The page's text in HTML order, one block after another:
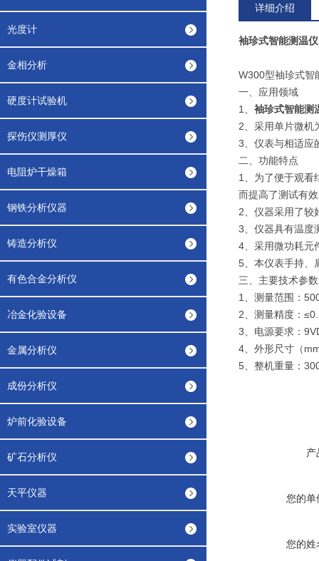
光度计
金相分析
硬度计试验机
探伤仪测厚仪
电阻炉干燥箱
钢铁分析仪器
铸造分析仪
有色合金分析仪
冶金化验设备
金属分析仪
成份分析仪
炉前化验设备
矿石分析仪
天平仪器
实验室仪器
详细介绍
袖珍式智能测温
W300型袖珍式智
一、应用领域
1、 袖珍式智能测
2、采用单片微机
3、仪表与相适应
二、功能特点
1、为了便于观看
而提高了测试有
2、仪器采用了较
3、仪器具有温度
4、采用微功耗元
5、本仪表手持、
三、主要技术参数
1、测量范围：
2、测量精度：
3、电源要求：
4、外形尺寸（
5、整机重量：
产
您的单
您的姓